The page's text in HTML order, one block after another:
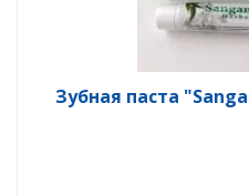
Зубная паста